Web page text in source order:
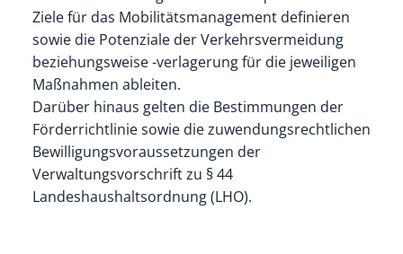
Ziele für das Mobilitätsmanagement definieren
sowie die Potenziale der Verkehrsvermeidung
beziehungsweise -verlagerung für die jeweiligen
Maßnahmen ableiten.
Darüber hinaus gelten die Bestimmungen der
Förderrichtlinie sowie die zuwendungsrechtlichen
Bewilligungsvoraussetzungen der
Verwaltungsvorschrift zu § 44
Landeshaushaltsordnung (LHO).